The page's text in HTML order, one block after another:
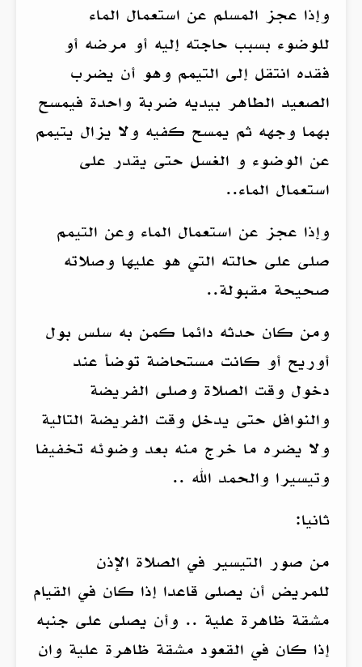
وإذا عجز المسلم عن استعمال الماء
للوضوء بسبب حاجته إليه أو مرضه أو
فقده انتقل إلى التيمم وهو أن يضرب
الصعيد الطاهر بيديه ضربة واحدة فيمسح
بهما وجهه ثم يمسح كفيه ولا يزال يتيمم
عن الوضوء و الغسل حتى يقدر على
استعمال الماء..
وإذا عجز عن استعمال الماء وعن التيمم
صلى على حالته التي هو عليها وصلاته
صحيحة مقبولة..
ومن كان حدثه دائما كمن به سلس بول
أوريح أو كانت مستحاضة توضأ عند
دخول وقت الصلاة وصلى الفريضة
والنوافل حتى يدخل وقت الفريضة التالية
ولا يضره ما خرج منه بعد وضوئه تخفيفا
وتيسيرا والحمد الله ..
ثانيا:
من صور التيسير في الصلاة الإذن
للمريض أن يصلى قاعدا إذا كان في القيام
مشقة ظاهرة علية .. وأن يصلى على جنبه
إذا كان في القعود مشقة ظاهرة علية وان